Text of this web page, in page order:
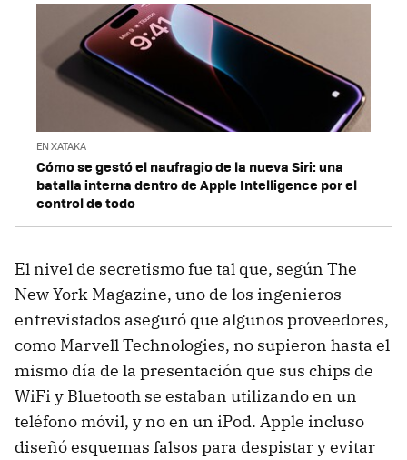
EN XATAKA
Cómo se gestó el naufragio de la nueva Siri: una
batalla interna dentro de Apple Intelligence por el
control de todo
El nivel de secretismo fue tal que, según The
New York Magazine, uno de los ingenieros
entrevistados aseguró que algunos proveedores,
como Marvell Technologies, no supieron hasta el
mismo día de la presentación que sus chips de
WiFi y Bluetooth se estaban utilizando en un
teléfono móvil, y no en un iPod. Apple incluso
diseñó esquemas falsos para despistar y evitar